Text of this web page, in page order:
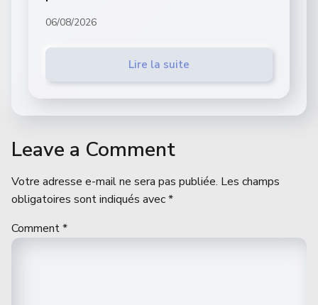
06/08/2026
Lire la suite
Leave a Comment
Votre adresse e-mail ne sera pas publiée. Les champs
obligatoires sont indiqués avec*
Comment*